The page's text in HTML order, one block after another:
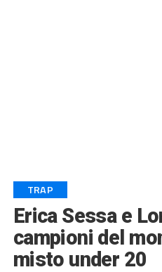
TRAP
Erica Sessa e
campioni del
misto under 20